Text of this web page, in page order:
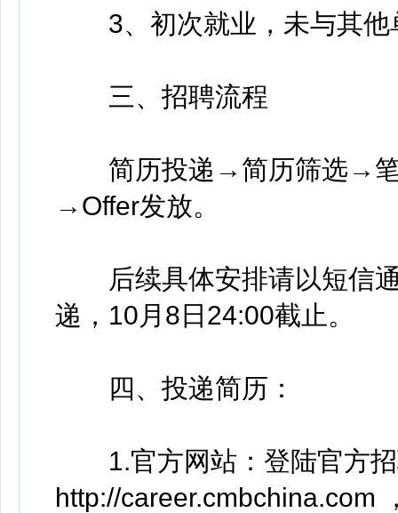
3、初次就业，未与其他
三、招聘流程
简历投递→简历筛选→笔
→Offer发放。
后续具体安排请以短信通
递，10月8日24:00截止。
四、投递简历：
1.官方网站：登陆官方招
http://career.cmbchina.com